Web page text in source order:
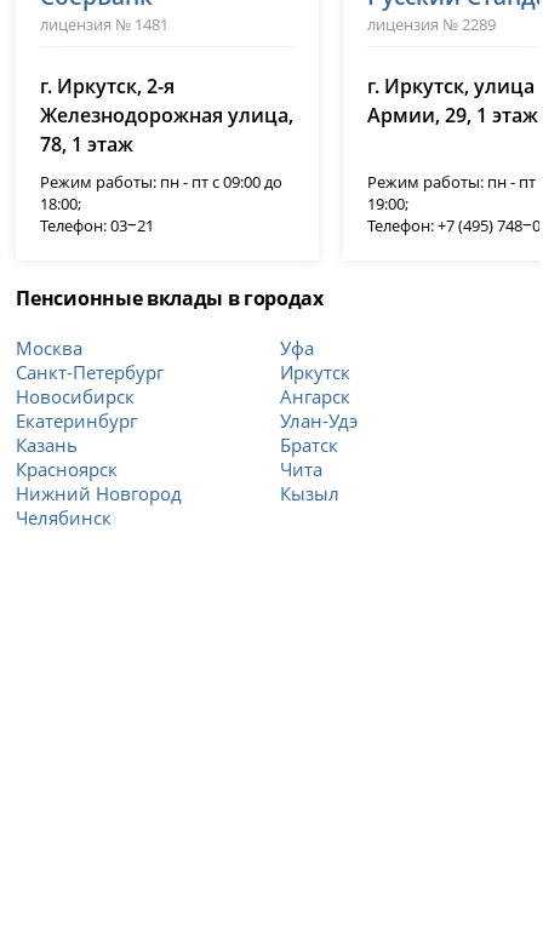
лицензия № 1481
г. Иркутск, 2-я
Железнодорожная улица,
78, 1 этаж
Режим работы: пн - пт с 09:00 до
18:00;
Телефон: 03‒21
лицензия № 2289
г. Иркутск, улица
Армии, 29, 1 этаж
Режим работы: пн - пт
19:00;
Телефон: +7 (495)
Пенсионные вклады в городах
Москва
Санкт-Петербург
Новосибирск
Екатеринбург
Казань
Красноярск
Нижний Новгород
Челябинск
Уфа
Иркутск
Ангарск
Улан-Удэ
Братск
Чита
Кызыл